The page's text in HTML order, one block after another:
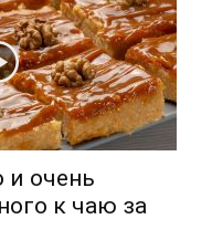
мира
и очень
к чаю за